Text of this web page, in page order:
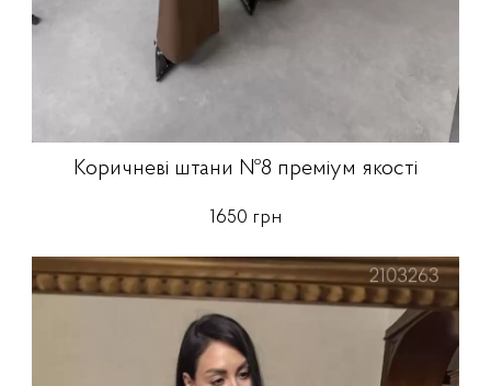
Коричневі штани №8 преміум якості
1650 грн